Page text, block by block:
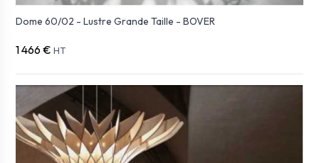
Dome 60/02 - Lustre Grande Taille - BOVER
1 466 € HT